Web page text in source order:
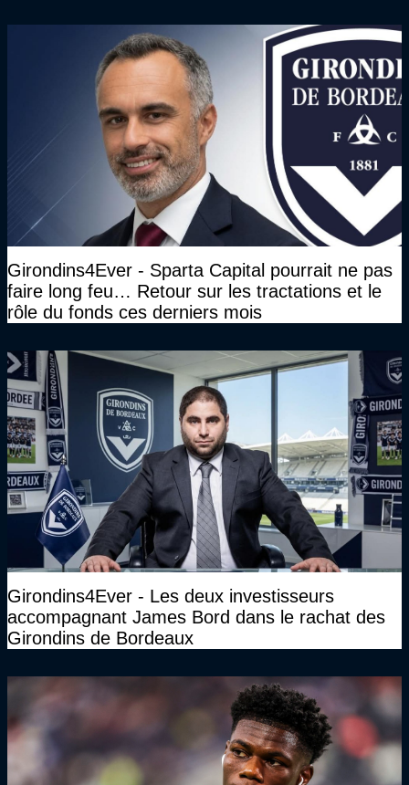
Girondins4Ever - Sparta Capital pourrait ne pas
faire long feu… Retour sur les tractations et le
rôle du fonds ces derniers mois
Girondins4Ever - Les deux investisseurs
accompagnant James Bord dans le rachat des
Girondins de Bordeaux